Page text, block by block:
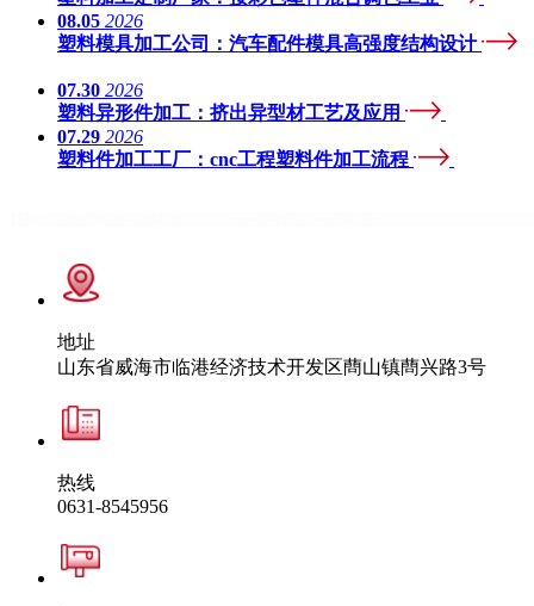
08.05 2026
塑料模具加工公司：汽车配件模具高强度结构设计
07.30 2026
塑料异形件加工：挤出异型材工艺及应用
07.29 2026
塑料件加工工厂：cnc工程塑料件加工流程
地址
山东省威海市临港经济技术开发区蔄山镇蔄兴路3号
热线
0631-8545956